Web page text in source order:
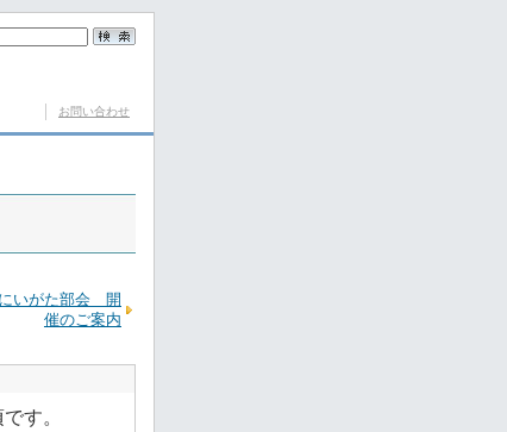
お問い合わせ
いがた部会 開
催のご案内
す。